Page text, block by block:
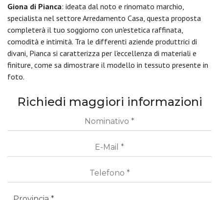
Giona di Pianca: ideata dal noto e rinomato marchio,
specialista nel settore Arredamento Casa, questa proposta
completerà il tuo soggiorno con un'estetica raffinata,
comodità e intimità. Tra le differenti aziende produttrici di
divani, Pianca si caratterizza per l'eccellenza di materiali e
finiture, come sa dimostrare il modello in tessuto presente in
foto.
Richiedi maggiori informazioni